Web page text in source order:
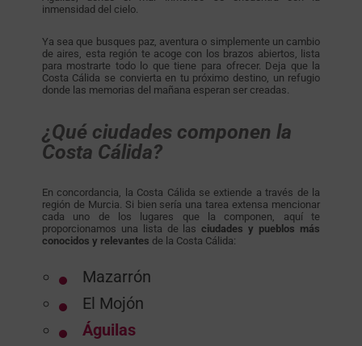
inmensidad del cielo.
Ya sea que busques paz, aventura o simplemente un cambio
de aires, esta región te acoge con los brazos abiertos, lista
para mostrarte todo lo que tiene para ofrecer. Deja que la
Costa Cálida se convierta en tu próximo destino, un refugio
donde las memorias del mañana esperan ser creadas.
¿Qué ciudades componen la
Costa Cálida?
En concordancia, la Costa Cálida se extiende a través de la
región de Murcia. Si bien sería una tarea extensa mencionar
cada uno de los lugares que la componen, aquí te
proporcionamos una lista de lasciudades y pueblos más
conocidos y relevantes de la Costa Cálida:
Mazarrón
El Mojón
Águilas